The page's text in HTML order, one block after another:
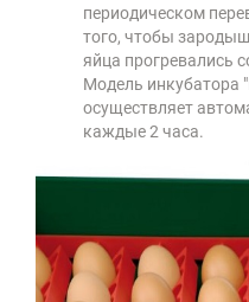
периодическом
того, чтобы
яйца прогревались
Модель инкубатора
осуществляет
каждые 2 часа.